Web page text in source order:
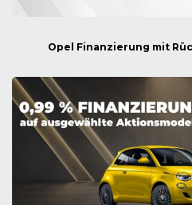
Opel Finanzierung mit